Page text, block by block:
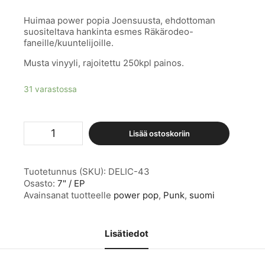
Huimaa power popia Joensuusta, ehdottoman
suositeltava hankinta esmes Räkärodeo-
faneille/kuuntelijoille.
Musta vinyyli, rajoitettu 250kpl painos.
31 varastossa
Everybody
Knows
Lisää ostoskoriin
Tuotetunnus (SKU): DELIC-43
Osasto: 7" / EP
Avainsanat tuotteelle power pop, Punk, suomi
Lisätiedot